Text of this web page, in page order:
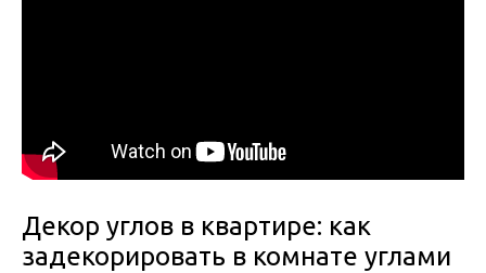
Декор углов в квартире: как
задекорировать в комнате углами